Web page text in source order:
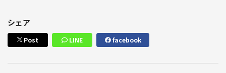
シェア
Post LINE facebook